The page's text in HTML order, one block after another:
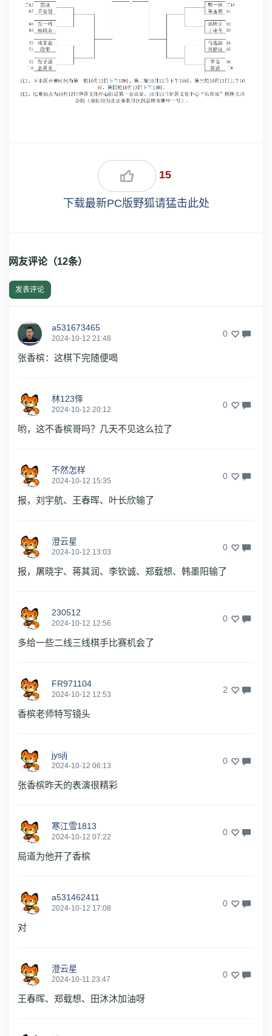
15
下载最新PC版野狐请猛击此处
网友评论（12条）
发表评论
a531673465
2024-10-12 21:48 0
张香槟：这棋下完随便喝
林123怿
2024-10-12 20:12 0
哟，这不香槟哥吗？几天不见这么拉了
不然怎样
2024-10-12 15:35 0
报，刘宇航、王春晖、叶长欣输了
澄云星
2024-10-12 13:03 0
报，屠晓宇、蒋其润、李钦诚、郑载想、韩墨阳输了
230512
2024-10-12 12:56 0
多给一些二线三线棋手比赛机会了
FR971104
2024-10-12 12:53 2
香槟老师特写镜头
jysjlj
2024-10-12 06:13 0
张香槟昨天的表演很精彩
寒江雪1813
2024-10-12 07:22 0
局道为他开了香槟
a531462411
2024-10-12 17:08 0
对
澄云星
2024-10-11 23:47 0
王春晖、郑载想、田沐沐加油呀